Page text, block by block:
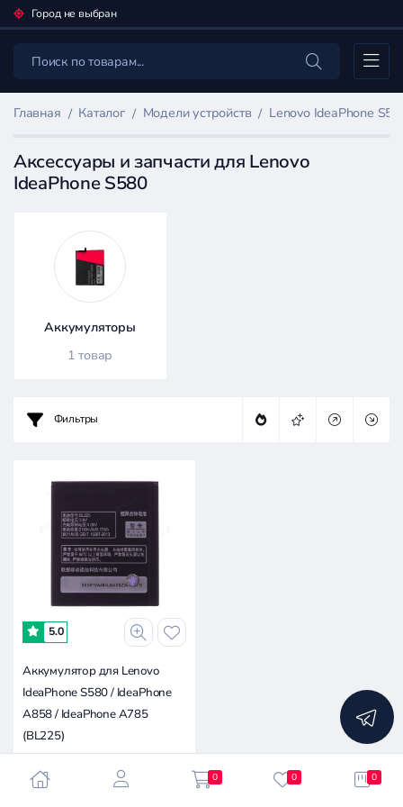
Город не выбран
Каталог
Главная Каталог Модели устройств Lenovo IdeaPhone
Аксессуары и запчасти для Lenovo
IdeaPhone S580
Фильтр
товаров
Каталог
Аккумуляторы
1 товар
Фильтры
5.0
Аккумулятор для Lenovo
IdeaPhone S580 / IdeaPhone
A858 / IdeaPhone A785
(BL225)
50 ₽
0 0 0